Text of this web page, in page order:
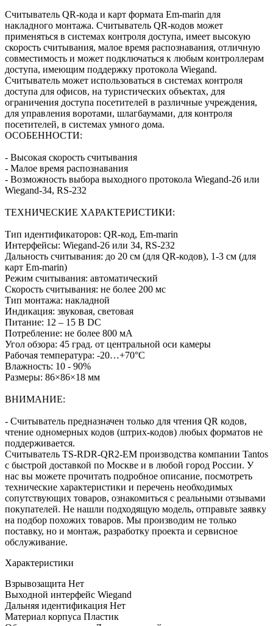
Считыватель QR-кода и карт формата Em-marin для
накладного монтажа. Считыватель QR-кодов может
применяться в системах контроля доступа, имеет высокую
скорость считывания, малое время распознавания, отличную
совместимость и может подключаться к любым контроллерам
доступа, имеющим поддержку протокола Wiegand.
Считыватель может использоваться в системах контроля
доступа для офисов, на туристических объектах, для
ограничения доступа посетителей в различные учреждения,
для управления воротами, шлагбаумами, для контроля
посетителей, в системах умного дома.
ОСОБЕННОСТИ:
- Высокая скорость считывания
- Малое время распознавания
- Возможность выбора выходного протокола Wiegand-26 или
Wiegand-34, RS-232
ТЕХНИЧЕСКИЕ ХАРАКТЕРИСТИКИ:
Тип идентификаторов: QR-код, Em-marin
Интерфейсы: Wiegand-26 или 34, RS-232
Дальность считывания: до 20 см (для QR-кодов), 1-3 см (для
карт Em-marin)
Режим считывания: автоматический
Скорость считывания: не более 200 мс
Тип монтажа: накладной
Индикация: звуковая, световая
Питание: 12 – 15 В DC
Потребление: не более 800 мА
Угол обзора: 45 град. от центральной оси камеры
Рабочая температура: -20…+70°С
Влажность: 10 - 90%
Размеры: 86×86×18 мм
ВНИМАНИЕ:
- Считыватель предназначен только для чтения QR кодов,
чтение одномерных кодов (штрих-кодов) любых форматов не
поддерживается.
Считыватель TS-RDR-QR2-EM производства компании Tantos
с быстрой доставкой по Москве и в любой город России. У
нас вы можете прочитать подробное описание, посмотреть
технические характеристики и перечень необходимых
сопутствующих товаров, ознакомиться с реальными отзывами
покупателей. Не нашли подходящую модель, отправьте заявку
на подбор похожих товаров. Мы производим не только
поставку, но и монтаж, разработку проекта и сервисное
обслуживание.
Характеристики
Взрывозащита Нет
Выходной интерфейс Wiegand
Дальняя идентификация Нет
Материал корпуса Пластик